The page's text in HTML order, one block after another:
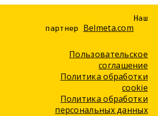
Наш
партнер
Belmeta.com
Пользовательское
соглашение
Политика обработки
cookie
Политика обработки
персональных данных